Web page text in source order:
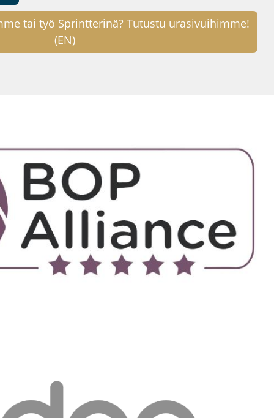
tai työ Sprintterinä? Tutustu urasivuihimme!
(EN)